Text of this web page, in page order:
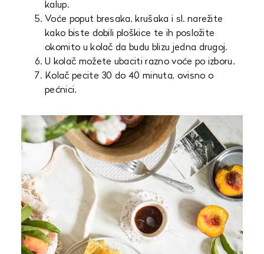
kalup.
Voće poput bresaka, krušaka i sl. narežite
kako biste dobili ploškice te ih posložite
okomito u kolač da budu blizu jedna drugoj.
U kolač možete ubaciti razno voće po izboru.
Kolač pecite 30 do 40 minuta, ovisno o
pećnici.